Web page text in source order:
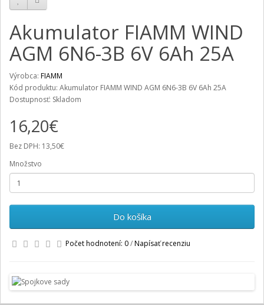
Akumulator FIAMM WIND
AGM 6N6-3B 6V 6Ah 25A
Výrobca: FIAMM
Kód produktu: Akumulator FIAMM WIND AGM 6N6-3B 6V 6Ah 25A
Dostupnosť: Skladom
16,20€
Bez DPH: 13,50€
Množstvo
Do košíka
Počet hodnotení: 0/Napísať recenziu